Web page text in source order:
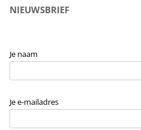
NIEUWSBRIEF
Je naam
Je e-mailadres